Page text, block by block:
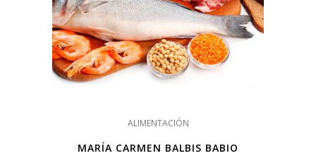
ALIMENTACIÓN
MARÍA CARMEN BALBIS BABIO